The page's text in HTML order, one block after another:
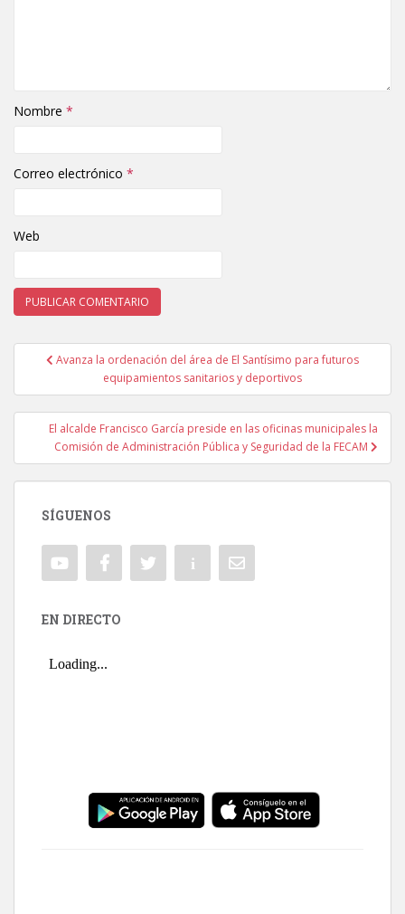
Nombre *
Correo electrónico *
Web
Navegación de entradas
Avanza la ordenación del área de El Santísimo para futuros
equipamientos sanitarios y deportivos
El alcalde Francisco García preside en las oficinas municipales la
Comisión de Administración Pública y Seguridad de la FECAM
SÍGUENOS
EN DIRECTO